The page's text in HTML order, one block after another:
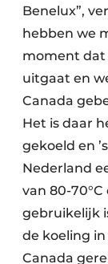
Benelux”,
hebben we
moment
uitgaat en
Canada
Het is daar
gekoeld en
Nederland
van 80-
gebruikelijk
de koeling in
Canada